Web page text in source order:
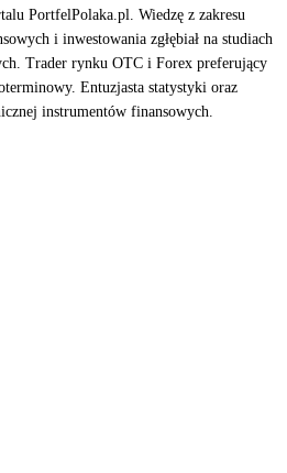
PortfelPolaka.pl. Wiedzę z zakresu
i inwestowania zgłębiał na studiach
Trader rynku OTC i Forex preferujący
Entuzjasta statystyki oraz
instrumentów finansowych.